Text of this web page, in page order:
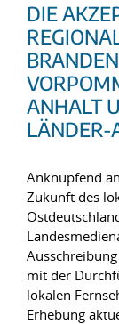
DIE
ANHALT
LÄNDER-
Anknüpfend
Zukunft des
mit der
lokalen
Erhebung